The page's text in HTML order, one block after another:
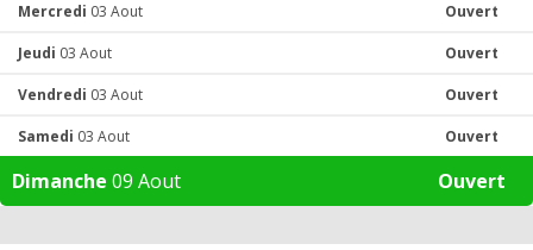
Mercredi 03 Aout Ouvert
Jeudi 03 Aout Ouvert
Vendredi 03 Aout Ouvert
Samedi 03 Aout Ouvert
Dimanche 09 Aout Ouvert